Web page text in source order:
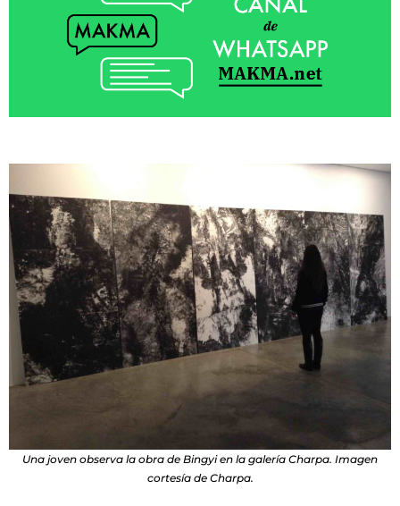
Una joven observa la obra de Bingyi en la galería Charpa. Imagen
cortesía de Charpa.